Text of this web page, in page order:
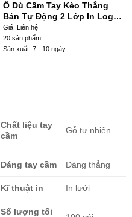
Ô Dù Cầm Tay Kèo Thẳng
Bán Tự Động 2 Lớp In Logo
dopark In Lưới ODBTD- 08
Giá: Liên hệ
20 sản phẩm
Sản xuất: 7 - 10 ngày
Chất liệu tay
cầm
Gỗ tự nhiên
Dáng tay cầm Dáng thẳng
Kĩ thuật in In lưới
Số lượng tối